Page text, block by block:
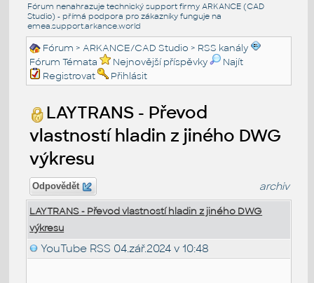
Fórum nenahrazuje technický support firmy ARKANCE (CAD
Studio) - přímá podpora pro zákazníky funguje na
emea.support.arkance.world
Fórum >ARKANCE/CAD Studio > RSS kanály
Fórum Témata
Nejnovější příspěvky
Najít
Registrovat
Přihlásit
LAYTRANS - Převod
vlastností hladin z jiného DWG
výkresu
Odpovědět archiv
LAYTRANS - Převod vlastností hladin z jiného DWG
výkresu
YouTube RSS 04.zář.2024 v 10:48